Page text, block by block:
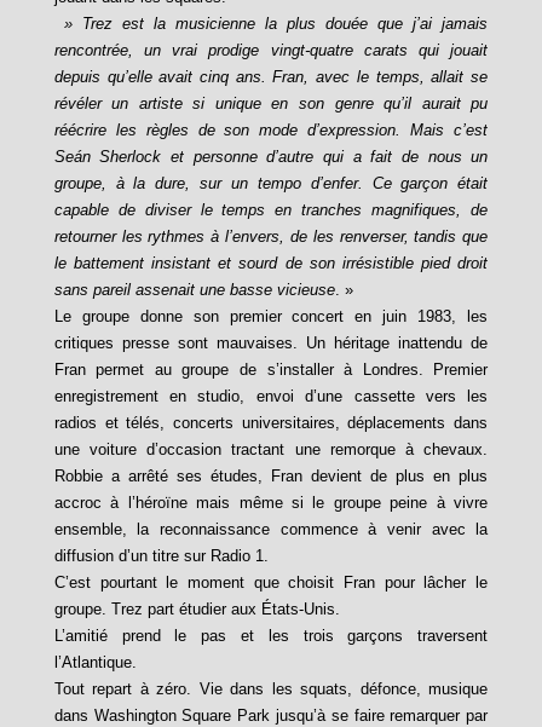
» Trez est la musicienne la plus douée que j’ai jamais
rencontrée, un vrai prodige vingt-quatre carats qui jouait
depuis qu’elle avait cinq ans. Fran, avec le temps, allait se
révéler un artiste si unique en son genre qu’il aurait pu
réécrire les règles de son mode d’expression. Mais c’est
Seán Sherlock et personne d’autre qui a fait de nous un
groupe, à la dure, sur un tempo d’enfer. Ce garçon était
capable de diviser le temps en tranches magnifiques, de
retourner les rythmes à l’envers, de les renverser, tandis que
le battement insistant et sourd de son irrésistible pied droit
sans pareil assenait une basse vicieuse. »
Le groupe donne son premier concert en juin 1983, les
critiques presse sont mauvaises. Un héritage inattendu de
Fran permet au groupe de s’installer à Londres. Premier
enregistrement en studio, envoi d’une cassette vers les
radios et télés, concerts universitaires, déplacements dans
une voiture d’occasion tractant une remorque à chevaux.
Robbie a arrêté ses études, Fran devient de plus en plus
accroc à l’héroïne mais même si le groupe peine à vivre
ensemble, la reconnaissance commence à venir avec la
diffusion d’un titre sur Radio 1.
C’est pourtant le moment que choisit Fran pour lâcher le
groupe. Trez part étudier aux États-Unis.
L’amitié prend le pas et les trois garçons traversent
l’Atlantique.
Tout repart à zéro. Vie dans les squats, défonce, musique
dans Washington Square Park jusqu’à se faire remarquer par